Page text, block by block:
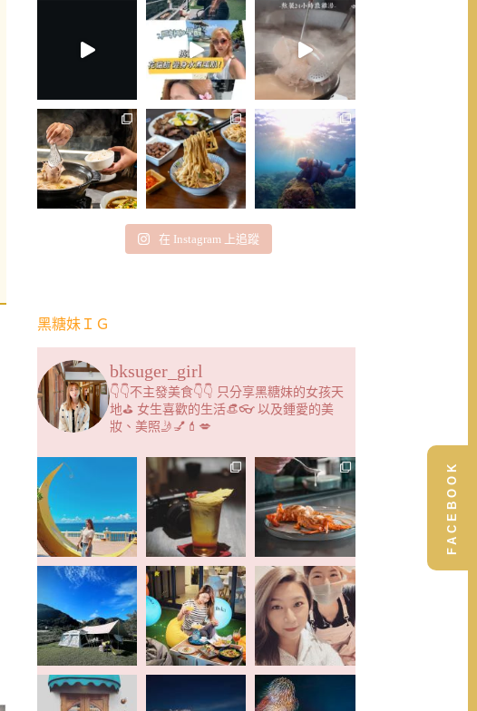
在 Instagram 上追蹤
黑糖妹ＩＧ
bksuger_girl
👇👇不主發美食👇👇 只分享黑糖妹的女孩天
地⛳️ 女生喜歡的生活👒👓 以及鍾愛的美
妝、美照🤳💅💄💋
FACEBOOK